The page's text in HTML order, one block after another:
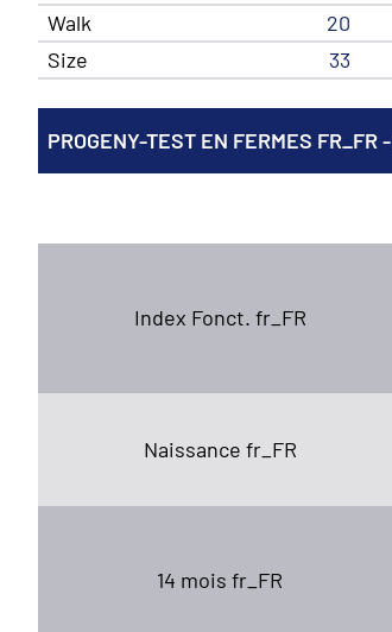
Walk
20
Size
33
PROGENY-TEST EN FERMES FR_FR -
Index Fonct. fr_FR
Naissance fr_FR
14 mois fr_FR